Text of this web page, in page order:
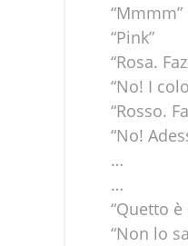
“Mmmm”
“Pink”
“Rosa.
“No! I colo
“Rosso.
“No!
…
…
“Quetto
“Non lo